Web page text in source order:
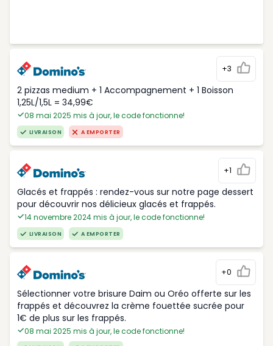
+3
2 pizzas medium + 1 Accompagnement + 1 Boisson
1,25L/1,5L = 34,99€
08 mai 2025 mis à jour, le code fonctionne!
LIVRAISON A EMPORTER
+1
Glacés et frappés : rendez-vous sur notre page dessert
pour découvrir nos délicieux glacés et frappés.
14 novembre 2024 mis à jour, le code fonctionne!
LIVRAISON A EMPORTER
+0
Sélectionner votre brisure Daim ou Oréo offerte sur les
frappés et découvrez la crème fouettée sucrée pour
1€ de plus sur les frappés.
08 mai 2025 mis à jour, le code fonctionne!